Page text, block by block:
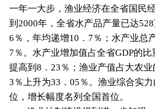
一年一大步，渔业经济在全省国民
到 2000年，全省水产品产量已达528
6 ％，年均递增10 ． 7 ％；水产业总
7 ％。水产业增加值占全省GDP的比
提高到 8 ． 23 ％；渔业产值占大农
3 ％上升为33 ． 05 ％。渔业综合实
位，增长幅度名列全国首位。